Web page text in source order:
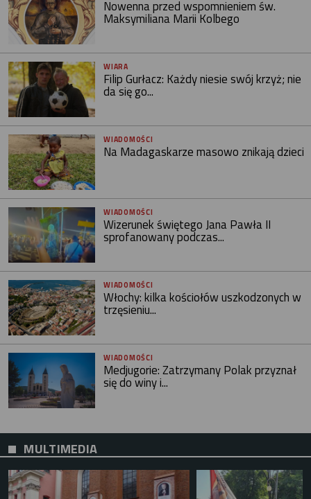
Nowenna przed wspomnieniem św.
Maksymiliana Marii Kolbego
WIARA
Filip Gurłacz: Każdy niesie swój krzyż; nie
da się go...
WIADOMOŚCI
Na Madagaskarze masowo znikają dzieci
WIADOMOŚCI
Wizerunek świętego Jana Pawła II
sprofanowany podczas...
WIADOMOŚCI
Włochy: kilka kościołów uszkodzonych w
trzęsieniu...
WIADOMOŚCI
Medjugorie: Zatrzymany Polak przyznał
się do winy i...
MULTIMEDIA